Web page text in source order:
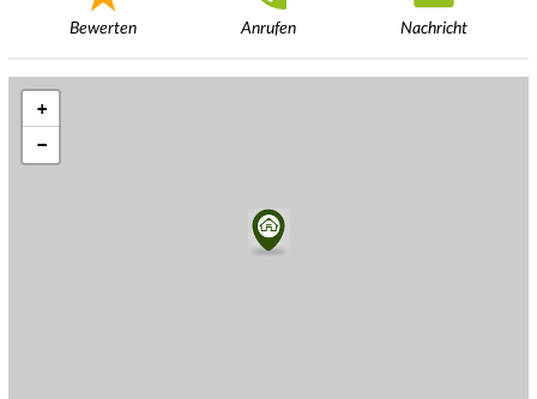
Bewerten Anrufen Nachricht
+
−